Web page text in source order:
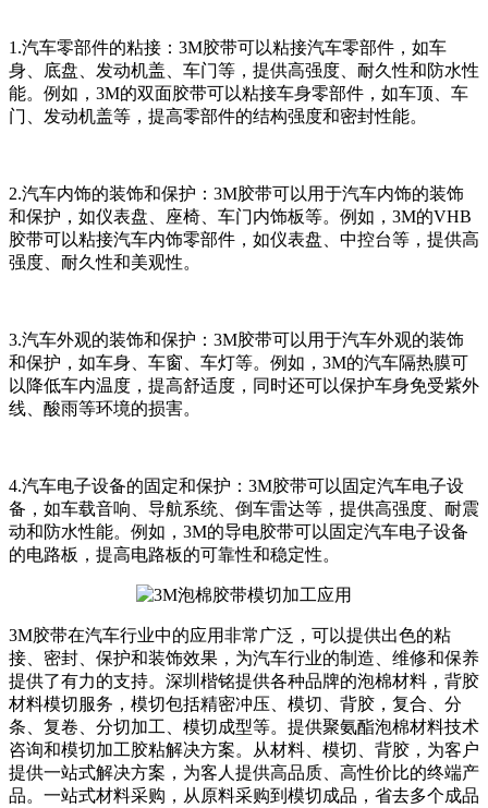
1.汽车零部件的粘接：3M胶带可以粘接汽车零部件，如车
身、底盘、发动机盖、车门等，提供高强度、耐久性和防水性
能。例如，3M的双面胶带可以粘接车身零部件，如车顶、车
门、发动机盖等，提高零部件的结构强度和密封性能。
2.汽车内饰的装饰和保护：3M胶带可以用于汽车内饰的装饰
和保护，如仪表盘、座椅、车门内饰板等。例如，3M的VHB
胶带可以粘接汽车内饰零部件，如仪表盘、中控台等，提供高
强度、耐久性和美观性。
3.汽车外观的装饰和保护：3M胶带可以用于汽车外观的装饰
和保护，如车身、车窗、车灯等。例如，3M的汽车隔热膜可
以降低车内温度，提高舒适度，同时还可以保护车身免受紫外
线、酸雨等环境的损害。
4.汽车电子设备的固定和保护：3M胶带可以固定汽车电子设
备，如车载音响、导航系统、倒车雷达等，提供高强度、耐震
动和防水性能。例如，3M的导电胶带可以固定汽车电子设备
的电路板，提高电路板的可靠性和稳定性。
3M胶带在汽车行业中的应用非常广泛，可以提供出色的粘
接、密封、保护和装饰效果，为汽车行业的制造、维修和保养
提供了有力的支持。深圳楷铭提供各种品牌的泡棉材料，背胶
材料模切服务，模切包括精密冲压、模切、背胶，复合、分
条、复卷、分切加工、模切成型等。提供聚氨酯泡棉材料技术
咨询和模切加工胶粘解决方案。从材料、模切、背胶，为客户
提供一站式解决方案，为客人提供高品质、高性价比的终端产
品。一站式材料采购，从原料采购到模切成品，省去多个成品